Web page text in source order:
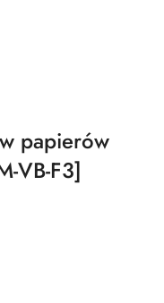
papierów
VB-F3]